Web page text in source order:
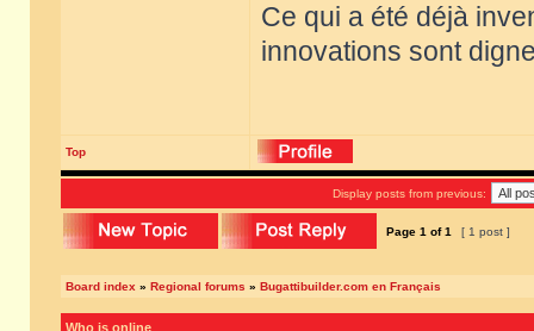
Ce qui a été déjà
innovations sont
Top
Display posts from previous:
Page 1 of1 [ 1 post ]
Board index » Regional forums » Bugattibuilder.com en Français
Who is online